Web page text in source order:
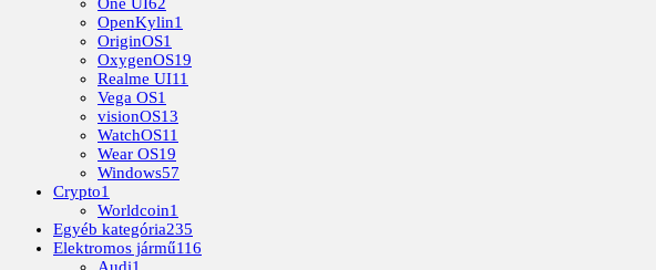
OpenKylin1
OriginOS1
OxygenOS19
Realme UI11
Vega OS1
visionOS13
WatchOS11
Wear OS19
Windows57
Crypto1
Worldcoin1
Egyéb kategória235
Elektromos jármű116
Audi1